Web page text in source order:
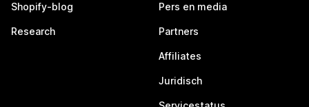
Shopify-blog
Research
Pers en media
Partners
Affiliates
Juridisch